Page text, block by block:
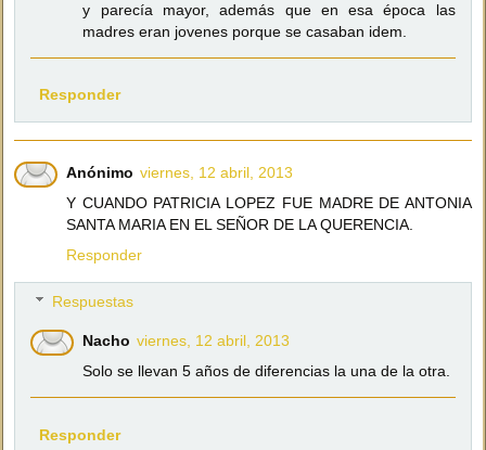
y parecía mayor, además que en esa época las
madres eran jovenes porque se casaban idem.
Responder
Anónimo viernes, 12 abril, 2013
Y CUANDO PATRICIA LOPEZ FUE MADRE DE ANTONIA
SANTA MARIA EN EL SEÑOR DE LA QUERENCIA.
Responder
Respuestas
Nacho viernes, 12 abril, 2013
Solo se llevan 5 años de diferencias la una de la otra.
Responder